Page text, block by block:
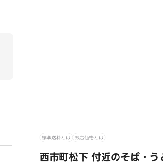
標準送料とは お店価格とは
西市町松下 付近のそば・う